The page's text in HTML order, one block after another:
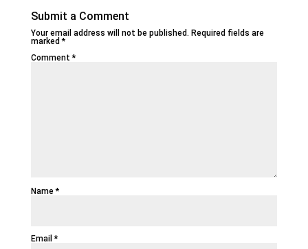
Submit a Comment
Your email address will not be published. Required fields are
marked*
Comment*
Name*
Email*